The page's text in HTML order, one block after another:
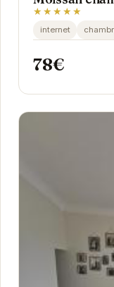
★★★★★
internet
78€